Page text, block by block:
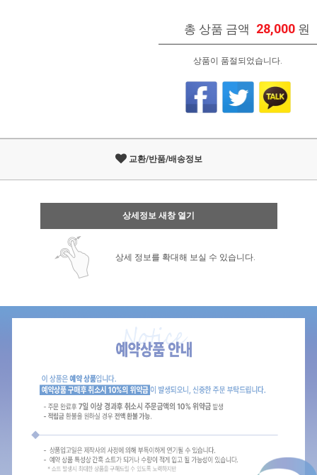
총 상품 금액 28,000 원
상품이 품절되었습니다.
교환/반품/배송정보
상세정보 새창 열기
상세 정보를 확대해 보실 수 있습니다.